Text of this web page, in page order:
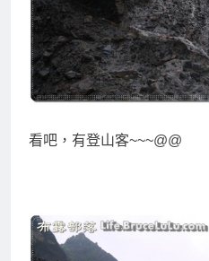
看吧，有登山客~~~@@